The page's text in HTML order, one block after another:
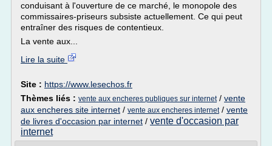
conduisant à l'ouverture de ce marché, le monopole des
commissaires-priseurs subsiste actuellement. Ce qui peut
entraîner des risques de contentieux.
La vente aux...
Lire la suite
Site : https://www.lesechos.fr
Thèmes liés : vente aux encheres publiques sur internet/ vente
aux encheres site internet / vente aux encheres internet/ vente
de livres d'occasion par internet / vente d'occasion par
internet